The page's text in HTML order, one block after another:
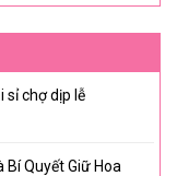
sỉ chợ dịp lễ
Quyết Giữ Hoa